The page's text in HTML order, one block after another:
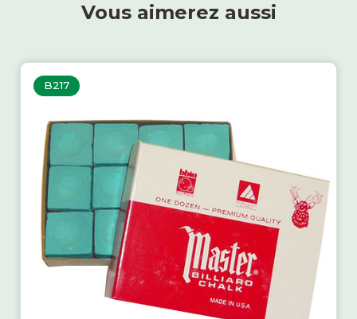
Vous aimerez aussi
B217